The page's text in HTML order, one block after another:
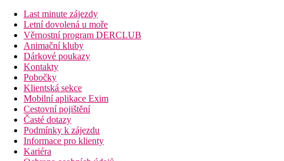
Last minute zájezdy
Letní dovolená u moře
Věrnostní program DERCLUB
Animační kluby
Dárkové poukazy
Kontakty
Pobočky
Klientská sekce
Mobilní aplikace Exim
Cestovní pojištění
Časté dotazy
Podmínky k zájezdu
Informace pro klienty
Kariéra